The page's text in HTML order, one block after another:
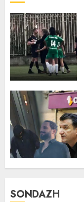
SONDAZH